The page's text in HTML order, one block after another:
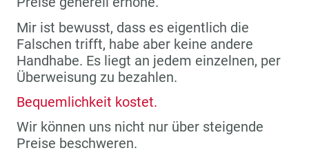
Mir ist bewusst, dass es eigentlich die
Falschen trifft, habe aber keine andere
Handhabe. Es liegt an jedem einzelnen, per
Überweisung zu bezahlen.
Bequemlichkeit kostet.
Wir können uns nicht nur über steigende
Preise beschweren.